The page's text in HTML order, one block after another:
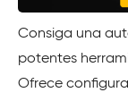
Consiga una
potentes
Ofrece